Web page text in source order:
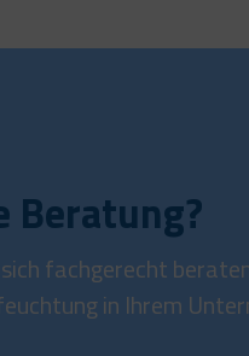
Beratung?
fachgerecht
in Ihrem